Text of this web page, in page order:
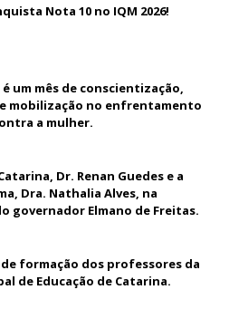
Nota 10 no IQM 2026!
um mês de conscientização,
mobilização no enfrentamento
a mulher.
Dr. Renan Guedes e a
Dra. Nathalia Alves, na
governador Elmano de Freitas.
formação dos professores da
de Educação de Catarina.